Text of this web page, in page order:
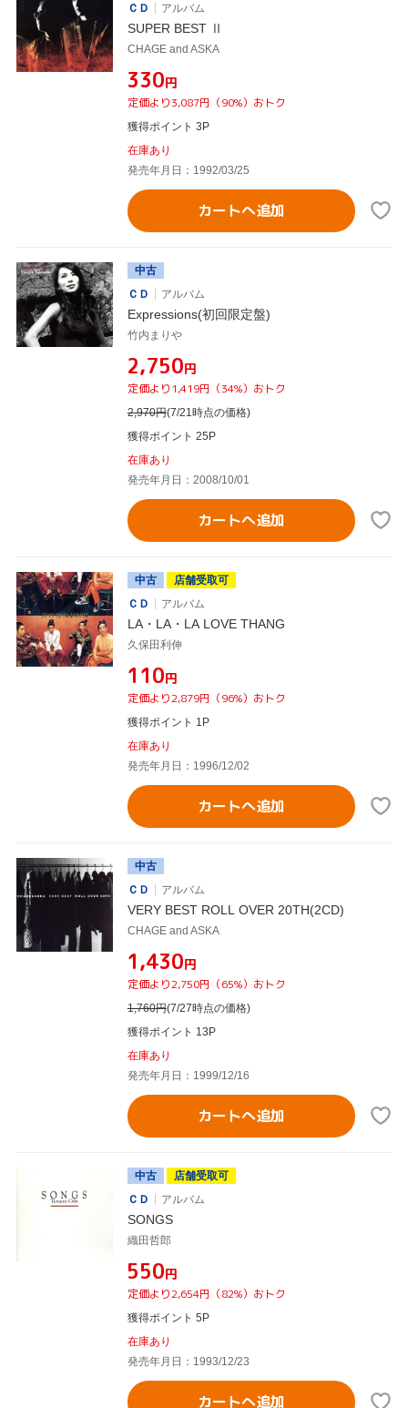
ＣＤ
アルバム
SUPER BEST Ⅱ
CHAGE and ASKA
¥330円
定価より3,087円（90%）おトク
獲得ポイント 3P
在庫あり
発売年月日：1992/03/25
カートへ追加
中古
ＣＤ
アルバム
Expressions(初回限定盤)
竹内まりや
¥2,750円
定価より1,419円（34%）おトク
2,970円(7/21時点の価格)
獲得ポイント 25P
在庫あり
発売年月日：2008/10/01
カートへ追加
中古
店舗受取可
ＣＤ
アルバム
LA・LA・LA LOVE THANG
久保田利伸
¥110円
定価より2,879円（96%）おトク
獲得ポイント 1P
在庫あり
発売年月日：1996/12/02
カートへ追加
中古
ＣＤ
アルバム
VERY BEST ROLL OVER 20TH(2CD)
CHAGE and ASKA
¥1,430円
定価より2,750円（65%）おトク
1,760円(7/27時点の価格)
獲得ポイント 13P
在庫あり
発売年月日：1999/12/16
カートへ追加
中古
店舗受取可
ＣＤ
アルバム
SONGS
織田哲郎
¥550円
定価より2,654円（82%）おトク
獲得ポイント 5P
在庫あり
発売年月日：1993/12/23
カートへ追加